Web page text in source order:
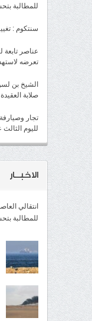
للمطالبة
سنتكوم : تغيير مسار 48
عناصر تابعة
تعرضه
الشيخ بن
صلابة
تجار
لليوم
الاخبــار
انتقالي
للمطالبة